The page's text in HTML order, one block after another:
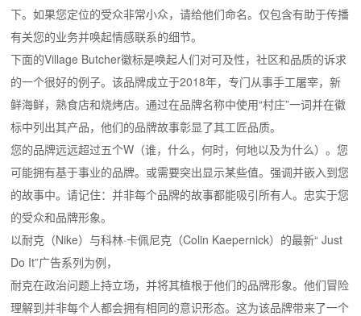
下。如果您定位的受众非常小众，请给他们命名。仅包含有助于传播
有关您的业务并唤起情感联系的细节。
下面的Village Butcher徽标是唤起人们对可及性，社区和品质的诉求
的一个很好的例子。该品牌成立于2018年，专门从事手工屠宰，新
鲜海鲜，熟食店和烧烤店。通过在品牌名称中使用“村庄”一词并在徽
标中列出其产品，他们的品牌故事彰显了其工匠品质。
您的品牌远远超过五个W（谁，什么，何时，何地以及为什么）。您
可能拥有基于事业的品牌。或需要突出显示某些值。强调并嵌入到您
的故事中。请记住：并非每个品牌的故事都能吸引所有人。忠实于您
的受众和品牌形象。
以耐克（Nike）与科林·卡佩尼克（Colin Kaepernick）的最新“ Just
Do It”广告系列为例，
耐克在政治问题上持立场，并将其植根于他们的品牌形象。他们冒险
理解到并非每个人都会拥有相同的意识形态。这为该品牌带来了一个